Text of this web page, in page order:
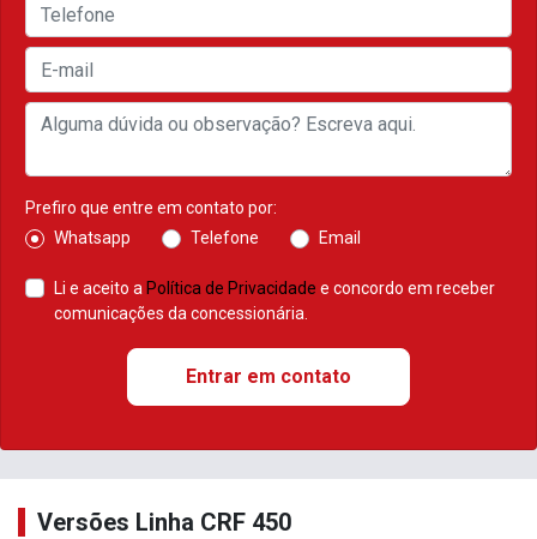
Prefiro que entre em contato por:
Whatsapp
Telefone Email
Li e aceito a Política de Privacidade e concordo em receber
comunicações da concessionária.
Entrar em contato
Versões Linha CRF 450